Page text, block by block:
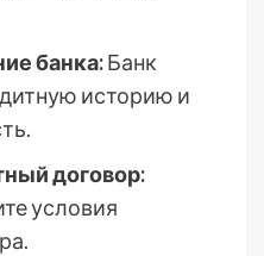
банка:Банк
историю и
договор:
условия